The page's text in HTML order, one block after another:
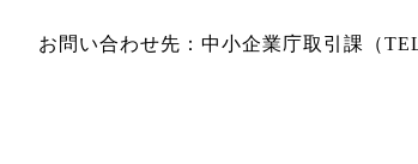
お問い合わせ先：中小企業庁取引課（